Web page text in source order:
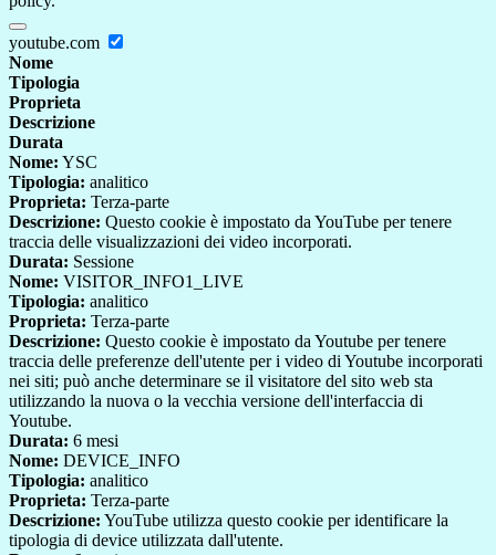
youtube.com
Nome
Tipologia
Proprieta
Descrizione
Durata
Nome: YSC
Tipologia: analitico
Proprieta: Terza-parte
Descrizione: Questo cookie è impostato da YouTube per tenere
traccia delle visualizzazioni dei video incorporati.
Durata: Sessione
Nome: VISITOR_INFO1_LIVE
Tipologia: analitico
Proprieta: Terza-parte
Descrizione: Questo cookie è impostato da Youtube per tenere
traccia delle preferenze dell'utente per i video di Youtube incorporati
nei siti; può anche determinare se il visitatore del sito web sta
utilizzando la nuova o la vecchia versione dell'interfaccia di
Youtube.
Durata: 6 mesi
Nome: DEVICE_INFO
Tipologia: analitico
Proprieta: Terza-parte
Descrizione: YouTube utilizza questo cookie per identificare la
tipologia di device utilizzata dall'utente.